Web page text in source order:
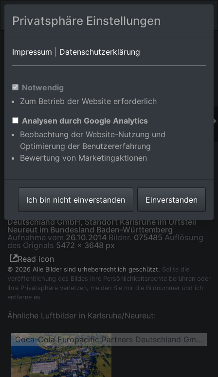
Orts-Album von Karlsruhe/Neureut
Württemberg,Deutschland
Im Shop bestellen
Abfüllwerk der Coca-Cola Europacific Partners
Deutschland GmbH, Standort Karlsruhe im Ortsteil
Neureut im Bundesland Baden-Württemberg
Aufnahme vom 26.10.2014 Bildnr. 075485 Auflösung
des Orignals 5472 x 3648 px
Read icon
© 2026 Alle Bilder sind urheberrechtlich geschützt. Sollte die
Veröffentlichung des Bildes Ihre Persönlichkeitsrechte berühren oder
Ihre Privatsphäre verletzen, melden Sie mir die Bildnummer und ich
entferne es.
Ähnliche Luftbilder in Karlsruhe/Neureut:
Coca-Cola Europacific Partners Deutschland GmbH, Standort Karlsruhe
Privatsphäre Einstellungen
Impressum Datenschutzerklärung
Notwendig
Zum Betrieb der Website erforderlich
Analysen durch Google Analytics
Beobachtung der Website-Nutzung und
Optimierung der Benutzererfahrung
Bewertung von Marketingaktionen
Ich bin nicht einverstanden Einverstanden